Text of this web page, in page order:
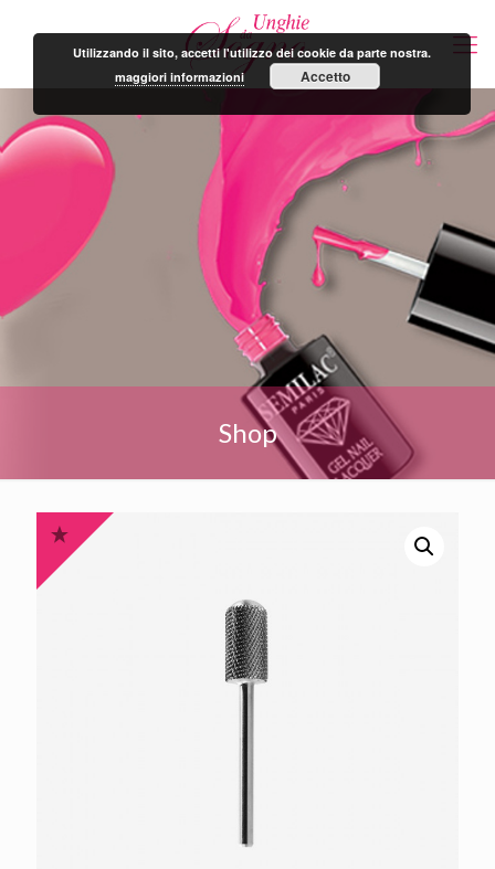
Shop
Utilizzando il sito, accetti l'utilizzo dei cookie da parte nostra.
maggiori informazioni
Accetto